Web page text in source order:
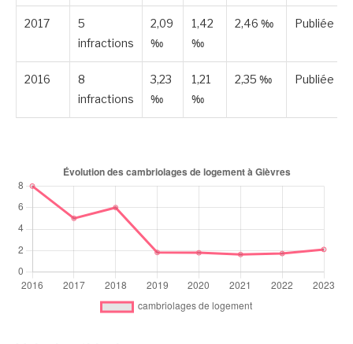
2017
5
infractions
2,09
‰
1,42
‰
2,46 ‰ Publiée
2016
8
infractions
3,23
‰
1,21
‰
2,35 ‰ Publiée